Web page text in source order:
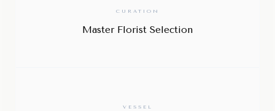
CURATION
Master Florist Selection
VESSEL